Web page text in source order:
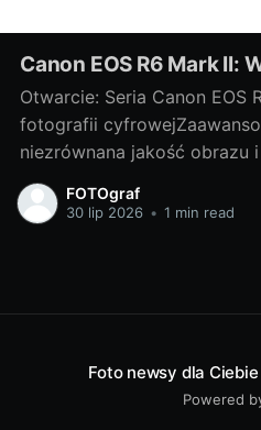
Canon EOS R6 Mark
Otwarcie: Seria Canon EOS
fotografii
niezrównana jakość obrazu
możliwości twórcze - to
wspaniała seria Canon EOS
FOTOgraf
30 lip 2026 • 1 min read
Foto newsy dla
Powered